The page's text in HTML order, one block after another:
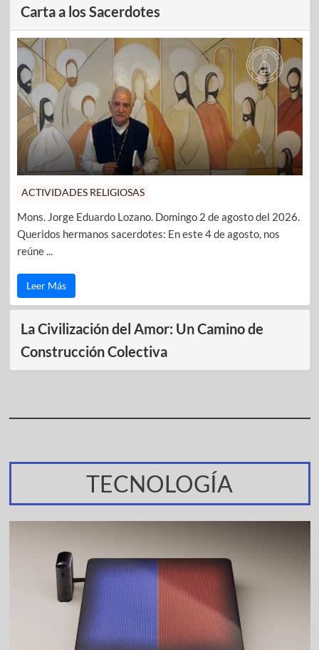
Carta a los Sacerdotes
ACTIVIDADES RELIGIOSAS
Mons. Jorge Eduardo Lozano. Domingo 2 de agosto del 2026.
Queridos hermanos sacerdotes: En este 4 de agosto, nos
reúne ...
Leer Más
La Civilización del Amor: Un Camino de
Construcción Colectiva
TECNOLOGÍA